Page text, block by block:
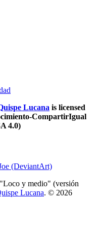
Lucana is licensed
CompartirIgual
4.0)
(DeviantArt)
y medio" (versión
Lucana. © 2026